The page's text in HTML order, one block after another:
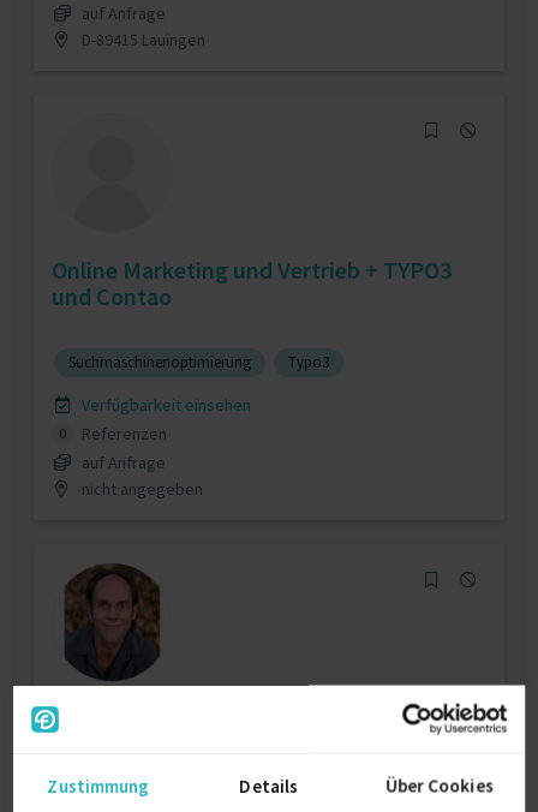
Zustimmung Details Über Cookies
auf Anfrage
D-89415 Lauingen
Online Marketing und Vertrieb + TYPO3
und Contao
Suchmaschinenoptimierung Typo3
Verfügbarkeit einsehen
0
Referenzen
auf Anfrage
nicht angegeben
Professionelles Webdesign /